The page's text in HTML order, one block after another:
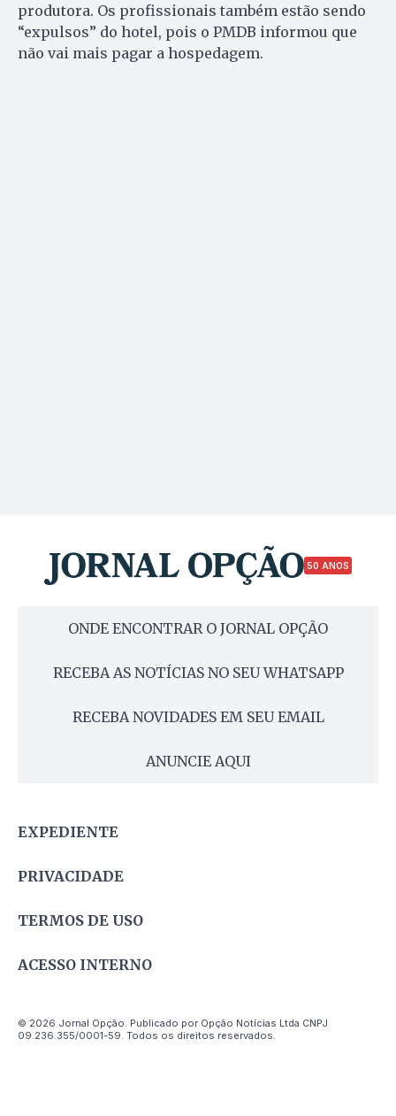
produtora. Os profissionais também estão sendo
“expulsos” do hotel, pois o PMDB informou que
não vai mais pagar a hospedagem.
50 ANOS
ONDE ENCONTRAR O JORNAL OPÇÃO
RECEBA AS NOTÍCIAS NO SEU WHATSAPP
RECEBA NOVIDADES EM SEU EMAIL
ANUNCIE AQUI
EXPEDIENTE
PRIVACIDADE
TERMOS DE USO
ACESSO INTERNO
© 2026 Jornal Opção. Publicado por Opção Notícias Ltda CNPJ
09.236.355/0001-59. Todos os direitos reservados.